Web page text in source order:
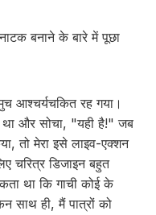
बनाने के बारे में पूछा
आश्चर्यचकित रह गया।
था और सोचा, "यही है!" जब
तो मेरा इसे लाइव-एक्शन
चरित्र डिजाइन बहुत
था कि गाची कोई के
साथ ही, मैं पात्रों को